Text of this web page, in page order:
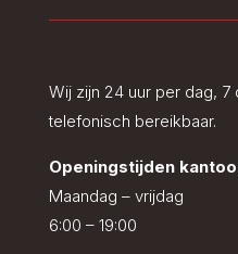
Wij zijn 24 uur per dag,
telefonisch bereikbaar.
Openingstijden
Maandag – vrijdag
6:00 – 19:00